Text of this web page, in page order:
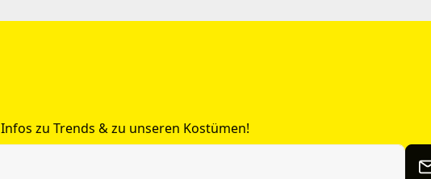
zu Trends & zu unseren Kostümen!